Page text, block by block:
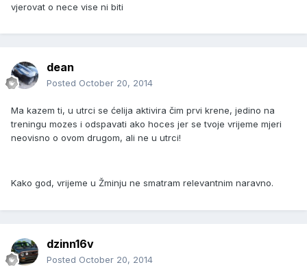
vjerovat o nece vise ni biti
dean
Posted October 20, 2014
Ma kazem ti, u utrci se ćelija aktivira čim prvi krene, jedino na
treningu mozes i odspavati ako hoces jer se tvoje vrijeme mjeri
neovisno o ovom drugom, ali ne u utrci!
Kako god, vrijeme u Žminju ne smatram relevantnim naravno.
dzinn16v
Posted October 20, 2014